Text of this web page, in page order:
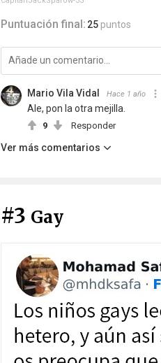
Puntuación final: 25 puntos
Mario Vila Vidal Hace 1 año
Ale, pon la otra mejilla.
9 Responder
Ver más comentarios
#3 Gay